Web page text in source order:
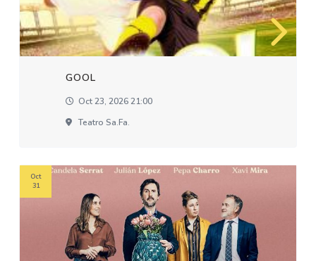
GOOL
Oct 23, 2026 21:00
Teatro Sa.fa.
Oct
31